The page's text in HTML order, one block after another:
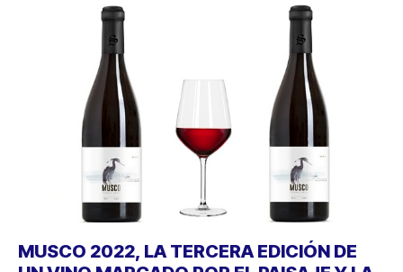
MUSCO 2022, LA TERCERA EDICIÓN DE